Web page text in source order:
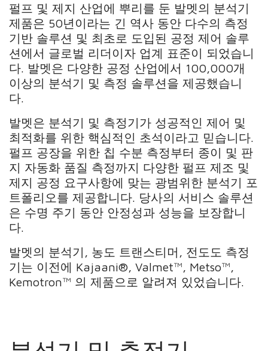
펄프 및 제지 산업에 뿌리를 둔 발멧의 분석기
제품은 50년이라는 긴 역사 동안 다수의 측정
기반 솔루션 및 최초로 도입된 공정 제어 솔루
션에서 글로벌 리더이자 업계 표준이 되었습니
다. 발멧은 다양한 공정 산업에서 100,000개
이상의 분석기 및 측정 솔루션을 제공했습니
다.
발멧은 분석기 및 측정기가 성공적인 제어 및
최적화를 위한 핵심적인 초석이라고 믿습니다.
펄프 공장을 위한 칩 수분 측정부터 종이 및 판
지 자동화 품질 측정까지 다양한 펄프 제조 및
제지 공정 요구사항에 맞는 광범위한 분석기 포
트폴리오를 제공합니다. 당사의 서비스 솔루션
은 수명 주기 동안 안정성과 성능을 보장합니
다.
발멧의 분석기, 농도 트랜스티머, 전도도 측정
기는 이전에 Kajaani®, Valmet™, Metso™,
Kemotron™ 의 제품으로 알려져 있었습니다.